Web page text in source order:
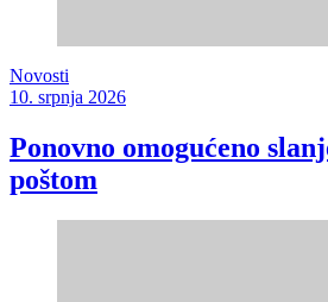
Novosti
10. srpnja 2026
Ponovno omogućeno
poštom